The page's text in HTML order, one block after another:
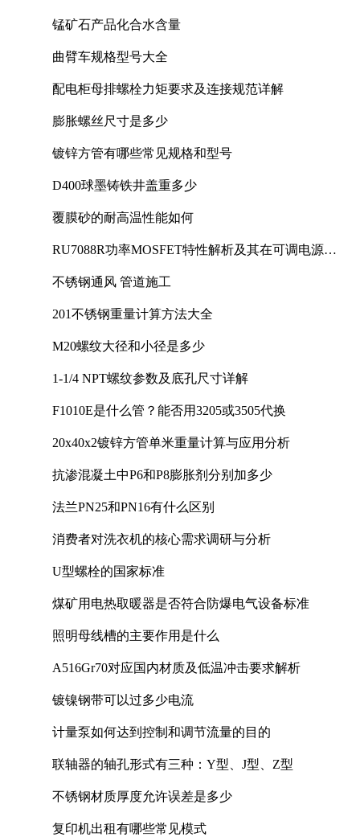
锰矿石产品化合水含量
曲臂车规格型号大全
配电柜母排螺栓力矩要求及连接规范详解
膨胀螺丝尺寸是多少
镀锌方管有哪些常见规格和型号
D400球墨铸铁井盖重多少
覆膜砂的耐高温性能如何
RU7088R功率MOSFET特性解析及其在可调电源设
不锈钢通风 管道施工
201不锈钢重量计算方法大全
M20螺纹大径和小径是多少
1-1/4 NPT螺纹参数及底孔尺寸详解
F1010E是什么管？能否用3205或3505代换
20x40x2镀锌方管单米重量计算与应用分析
抗渗混凝土中P6和P8膨胀剂分别加多少
法兰PN25和PN16有什么区别
消费者对洗衣机的核心需求调研与分析
U型螺栓的国家标准
煤矿用电热取暖器是否符合防爆电气设备标准
照明母线槽的主要作用是什么
A516Gr70对应国内材质及低温冲击要求解析
镀镍钢带可以过多少电流
计量泵如何达到控制和调节流量的目的
联轴器的轴孔形式有三种：Y型、J型、Z型
不锈钢材质厚度允许误差是多少
复印机出租有哪些常见模式